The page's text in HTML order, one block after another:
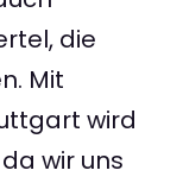
die
Mit
wird
wir uns